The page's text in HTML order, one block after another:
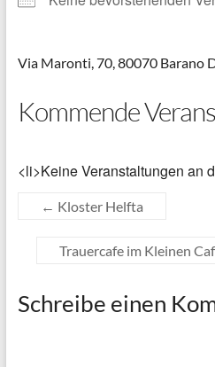
Via Maronti, 70, 80070 Barano
Kommende
<li>Keine Veranstaltungen an
← Kloster Helfta
Trauercafe im Kleinen
Schreibe einen